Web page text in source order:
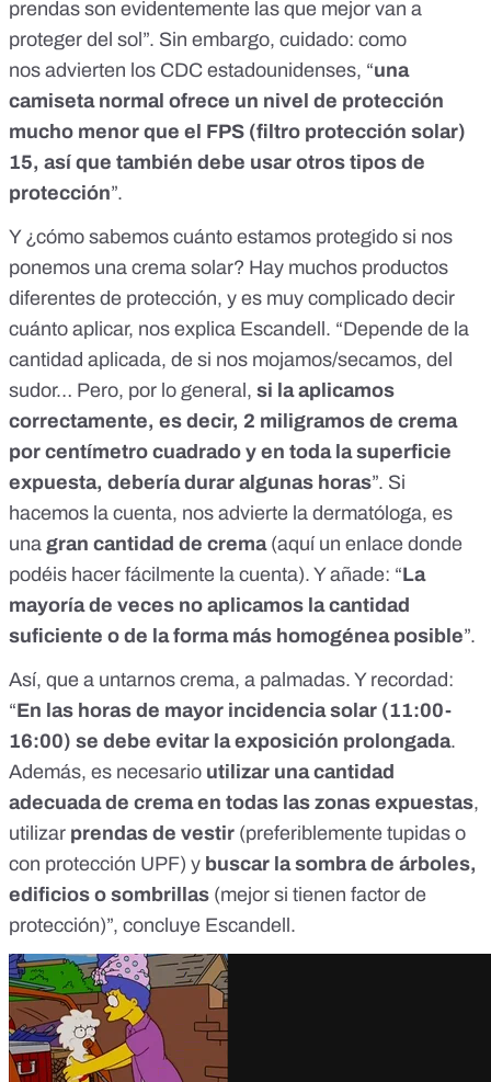
prendas son evidentemente las que mejor van a
proteger del sol”. Sin embargo, cuidado: como
nos advierten los CDC estadounidenses, “una
camiseta normal ofrece un nivel de protección
mucho menor que el FPS (filtro protección solar)
15, así que también debe usar otros tipos de
protección”.
Y ¿cómo sabemos cuánto estamos protegido si nos
ponemos una crema solar? Hay muchos productos
diferentes de protección, y es muy complicado decir
cuánto aplicar, nos explica Escandell. “Depende de la
cantidad aplicada, de si nos mojamos/secamos, del
sudor… Pero, por lo general, si la aplicamos
correctamente, es decir, 2 miligramos de crema
por centímetro cuadrado y en toda la superficie
expuesta, debería durar algunas horas”. Si
hacemos la cuenta, nos advierte la dermatóloga, es
una gran cantidad de crema(aquíun enlace donde
podéis hacer fácilmente la cuenta). Y añade: “La
mayoría de veces no aplicamos la cantidad
suficiente o de la forma más homogénea posible”.
Así, que a untarnos crema, a palmadas. Y recordad:
“En las horas de mayor incidencia solar (11:00-
16:00) se debe evitar la exposición prolongada.
Además, es necesario utilizar una cantidad
adecuada de crema en todas las zonas expuestas,
utilizar prendas de vestir (preferiblemente tupidas o
con protección UPF) y buscar la sombra de árboles,
edificios o sombrillas (mejor si tienen factor de
protección)”, concluye Escandell.